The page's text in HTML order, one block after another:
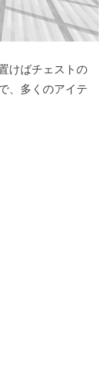
けばチェストの
、多くのアイテ